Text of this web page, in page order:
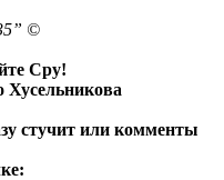
©
Сру!
Хусельникова
стучит или комменты